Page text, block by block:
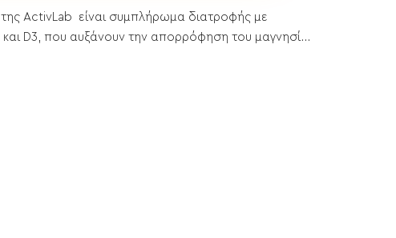
της ActivLab είναι συμπλήρωμα διατροφής με
και D3, που αυξάνουν την απορρόφηση του μαγνησί...